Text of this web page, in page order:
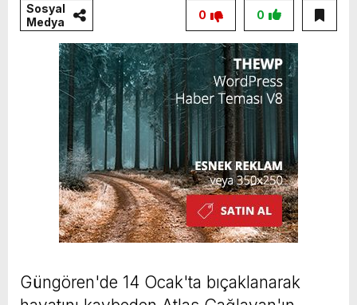
Sosyal
Medya
0
0
Güngören'de 14 Ocak'ta bıçaklanarak